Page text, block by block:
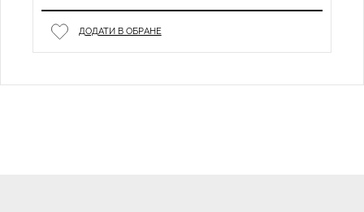
ДОДАТИ В ОБРАНЕ